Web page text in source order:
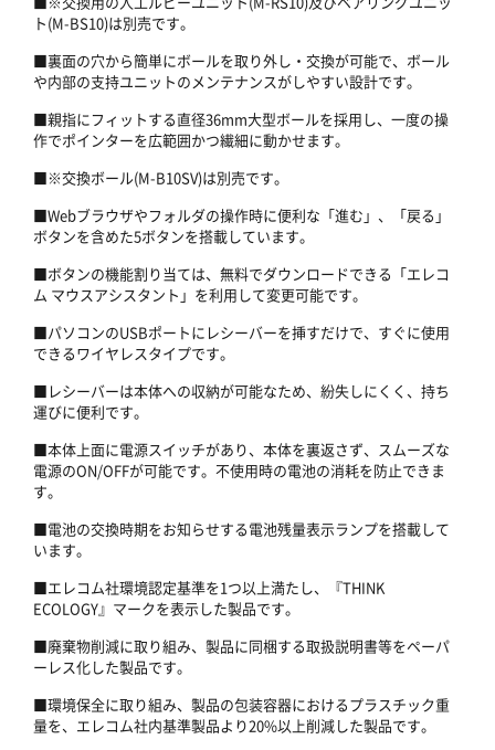
ト(M-BS10)は別売です。
■裏面の穴から簡単にボールを取り外し・交換が可能で、ボール
や内部の支持ユニットのメンテナンスがしやすい設計です。
■親指にフィットする直径36mm大型ボールを採用し、一度の操
作でポインターを広範囲かつ繊細に動かせます。
■※交換ボール(M-B10SV)は別売です。
■Webブラウザやフォルダの操作時に便利な「進む」、「戻る」
ボタンを含めた5ボタンを搭載しています。
■ボタンの機能割り当ては、無料でダウンロードできる「エレコ
ム マウスアシスタント」を利用して変更可能です。
■パソコンのUSBポートにレシーバーを挿すだけで、すぐに使用
できるワイヤレスタイプです。
■レシーバーは本体への収納が可能なため、紛失しにくく、持ち
運びに便利です。
■本体上面に電源スイッチがあり、本体を裏返さず、スムーズな
電源のON/OFFが可能です。不使用時の電池の消耗を防止できま
す。
■電池の交換時期をお知らせする電池残量表示ランプを搭載して
います。
■エレコム社環境認定基準を1つ以上満たし、『THINK
ECOLOGY』マークを表示した製品です。
■廃棄物削減に取り組み、製品に同梱する取扱説明書等をペーパ
ーレス化した製品です。
■環境保全に取り組み、製品の包装容器におけるプラスチック重
量を、エレコム社内基準製品より20%以上削減した製品です。